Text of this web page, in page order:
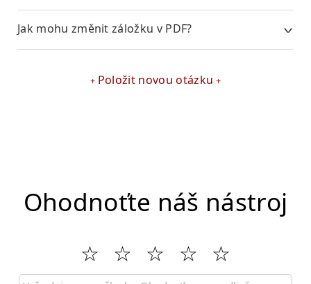
Jak mohu změnit záložku v PDF?
Položit novou otázku
Ohodnoťte náš nástroj